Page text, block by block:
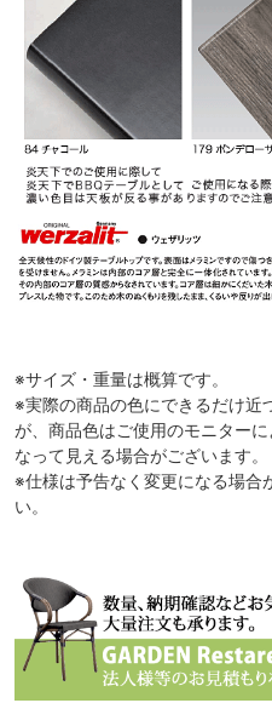
※サイズ・重量は概算です。
※実際の商品の色にできるだけ近
が、商品色はご使用のモニター
なって見える場合がございます。
※仕様は予告なく変更になる場合
い。